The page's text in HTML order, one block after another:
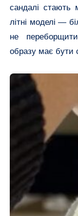
сандалі стають
літні моделі —
не
образу має бути